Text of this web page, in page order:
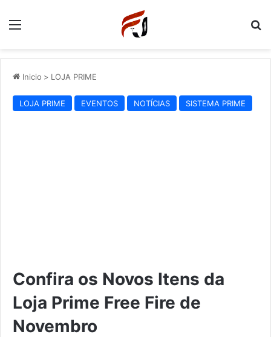
Menu
Inicio > LOJA PRIME
LOJA PRIME EVENTOS NOTÍCIAS SISTEMA PRIME
Confira os Novos Itens da
Loja Prime Free Fire de
Novembro